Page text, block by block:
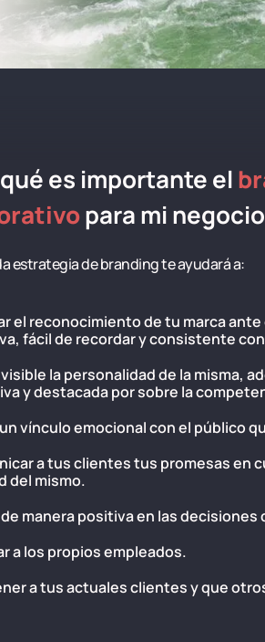
es importante el
para mi
estrategia de branding te ayudará a:
el reconocimiento de tu marca
fácil de recordar y consistente
la personalidad de la misma,
y destacada por sobre la
vínculo emocional con el público
a tus clientes tus promesas en
del mismo.
manera positiva en las decisiones
a los propios empleados.
a tus actuales clientes y que